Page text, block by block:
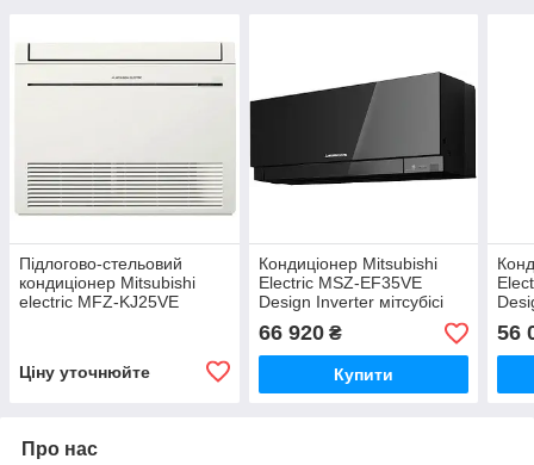
Підлогово-стельовий
кондиціонер Mitsubishi
electric MFZ-KJ25VE
Ціну уточнюйте
Кондиціонер Mitsubishi
Electric MSZ-EF35VE
Design Inverter мітсубісі
66 920₴
Купити
56
Про нас